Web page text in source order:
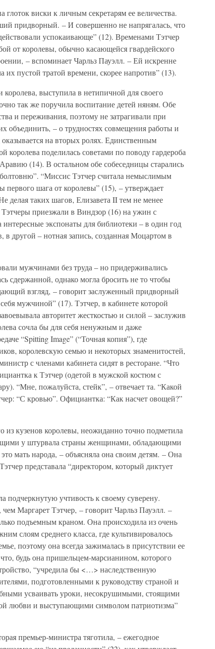
глоток виски к личным секретарям ее величества.
придворный. – И совершенно не напрягалась, что
успокаивающе” (12). Временами Тэтчер
от королевы, обычно касающейся гвардейского
– вспоминает Чарльз Пауэлл. – Ей искренне
их пустой тратой времени, скорее напротив” (13).
выступила в нетипичной для своего
так же поручила воспитание детей няням. Обе
и переживания, поэтому не затрагивали при
объединить, – о трудностях совмещения работы и
на вторых ролях. Единственным
королева поделилась советами по поводу гардероба
(14). В остальном обе собеседницы старались
“Миссис Тэтчер считала немыслимым
шага от королевы” (15), – утверждает
делая таких шагов, Елизавета II тем не менее
приезжали в Виндзор (16) на ужин с
экспонаты для библиотеки – в один год
в другой – нотная запись, созданная Моцартом в
мужчинами без труда – но придерживались
сдержанной, однако могла бросить не то чтобы
взгляд, – говорит заслуженный придворный
мужчиной” (17). Тэтчер, в кабинете которой
авторитет жесткостью и силой – заслужив
сочла бы для себя ненужным и даже
“Spitting Image” (“Точная копия”), где
королевскую семью и некоторых знаменитостей,
с членами кабинета сидят в ресторане. “Что
к Тэтчер (одетой в мужской костюм с
“Мне, пожалуйста, стейк”, – отвечает та. “Какой
“С кровью”. Официантка: “Как насчет овощей?”
кузенов королевы, неожиданно точно подметила
у штурвала страны женщинами, обладающими
мать народа, – объясняла она своим детям. – Она
представала “директором, который диктует
подчеркнутую учтивость к своему суверену.
Маргарет Тэтчер, – говорит Чарльз Пауэлл. –
подъемным краном. Она происходила из очень
слоям среднего класса, где культивировалось
поэтому она всегда зажималась в присутствии ее
будь она пришельцем-марсианином, которого
“учредила бы <…> наследственную
подготовленными к руководству страной и
усваивать уроки, несокрушимыми, стоящими
любви и выступающими символом патриотизма”
премьер-министра тяготила, – ежегодное